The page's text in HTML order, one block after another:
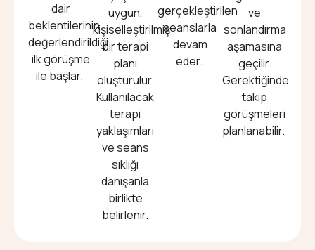
dair
beklentilerinin
değerlendirildiği
ilk görüşme
ile başlar.
uygun,
kişiselleştirilmiş
bir terapi
planı
oluşturulur.
Kullanılacak
terapi
yaklaşımları
ve seans
sıklığı
danışanla
birlikte
belirlenir.
gerçekleştirilen
seanslarla
devam
eder.
ve
sonlandırma
aşamasına
geçilir.
Gerektiğinde
takip
görüşmeleri
planlanabilir.